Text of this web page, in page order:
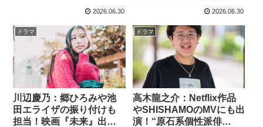
2026.06.30
子役！『GTO』野田隆星
介
2026.06.30
ドラマ
川辺慶乃：郷ひろみや池
田エライザの振り付けも
担当！映画『未来』出演
ドラマ
高木龍之介：Netflix作品
やSHISHAMOのMVにも出
演！“原石系個性派俳